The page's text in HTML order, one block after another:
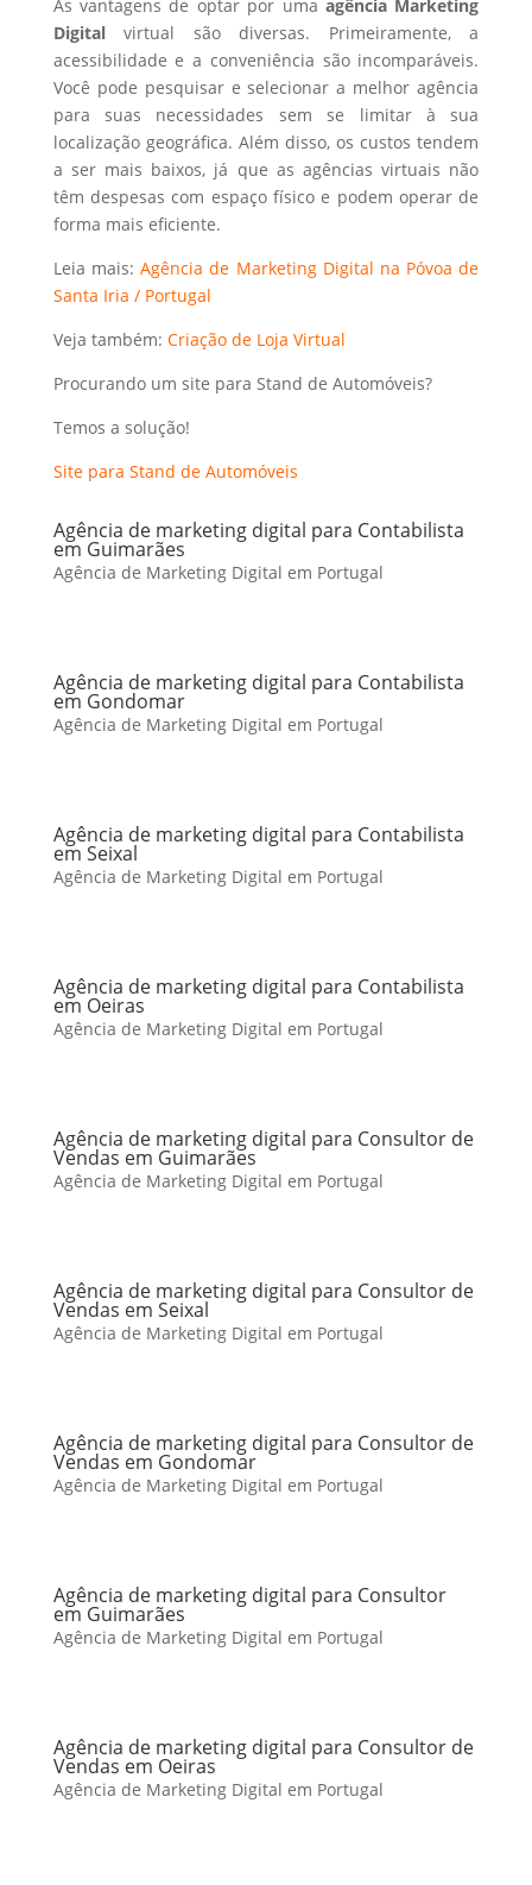
As vantagens de optar por uma agência Marketing
Digitalvirtual são diversas. Primeiramente, a
acessibilidade e a conveniência são incomparáveis.
Você pode pesquisar e selecionar a melhor agência
para suas necessidades sem se limitar à sua
localização geográfica. Além disso, os custos tendem
a ser mais baixos, já que as agências virtuais não
têm despesas com espaço físico e podem operar de
forma mais eficiente.
Leia mais:Agência de Marketing Digital na Póvoa de
Santa Iria / Portugal
Veja também: Criação de Loja Virtual
Procurando um site para Stand de Automóveis?
Temos a solução!
Site para Stand de Automóveis
Agência de marketing digital para Contabilista
em Guimarães
Agência de Marketing Digital em Portugal
Agência de marketing digital para Contabilista
em Gondomar
Agência de Marketing Digital em Portugal
Agência de marketing digital para Contabilista
em Seixal
Agência de Marketing Digital em Portugal
Agência de marketing digital para Contabilista
em Oeiras
Agência de Marketing Digital em Portugal
Agência de marketing digital para Consultor de
Vendas em Guimarães
Agência de Marketing Digital em Portugal
Agência de marketing digital para Consultor de
Vendas em Seixal
Agência de Marketing Digital em Portugal
Agência de marketing digital para Consultor de
Vendas em Gondomar
Agência de Marketing Digital em Portugal
Agência de marketing digital para Consultor
em Guimarães
Agência de Marketing Digital em Portugal
Agência de marketing digital para Consultor de
Vendas em Oeiras
Agência de Marketing Digital em Portugal